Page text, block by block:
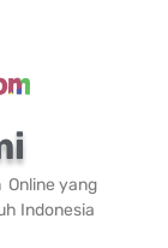
Online yang
Indonesia